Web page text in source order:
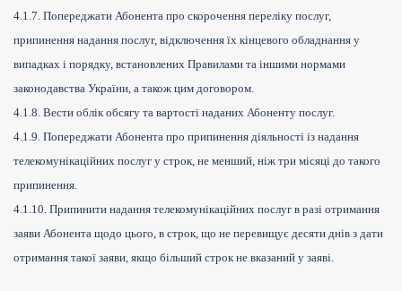
4.1.7. Попереджати Абонента про скорочення переліку послуг,
припинення надання послуг, відключення їх кінцевого обладнання у
випадках і порядку, встановлених Правилами та іншими нормами
законодавства України, а також цим договором.
4.1.8. Вести облік обсягу та вартості наданих Абоненту послуг.
4.1.9. Попереджати Абонента про припинення діяльності із надання
телекомунікаційних послуг у строк, не менший, ніж три місяці до такого
припинення.
4.1.10. Припинити надання телекомунікаційних послуг в разі отримання
заяви Абонента щодо цього, в строк, що не перевищує десяти днів з дати
отримання такої заяви, якщо більший строк не вказаний у заяві.